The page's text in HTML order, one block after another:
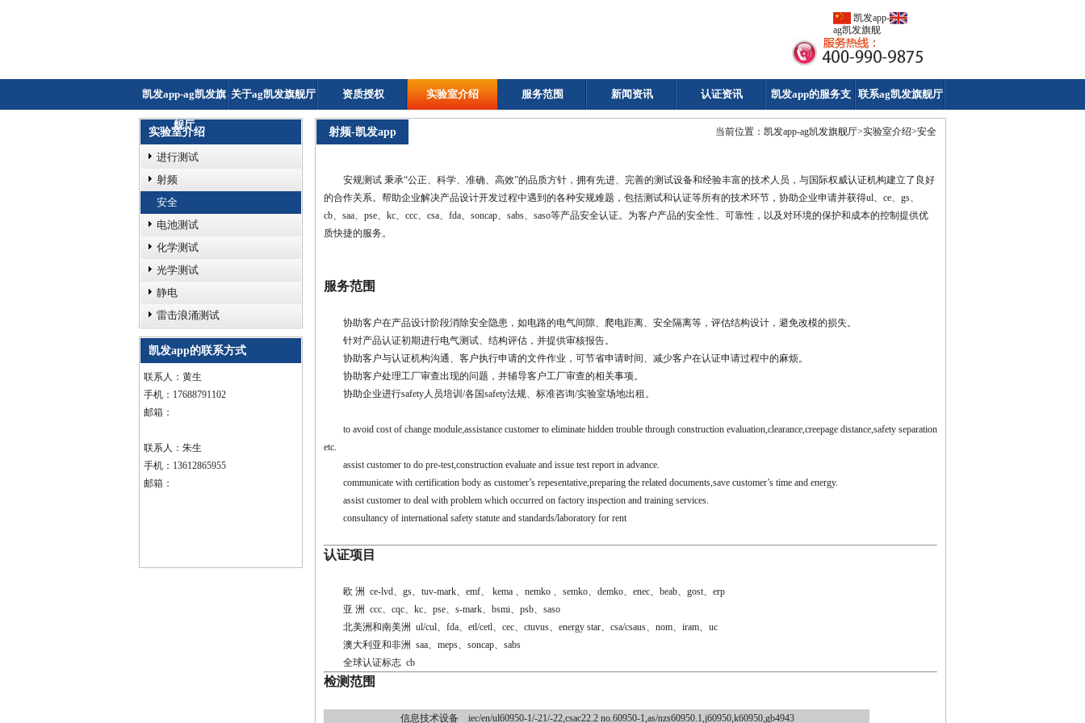
凯发app-
ag凯发旗舰
厅
凯发app-ag凯发旗
舰厅
关于ag凯发旗舰厅 资质授权 实验室介绍 服务范围 新闻资讯 认证资讯 凯发app的服务支
持
联系ag凯发旗舰厅
实验室介绍
进行测试
射频
安全
电池测试
化学测试
光学测试
静电
雷击浪涌测试
凯发app的联系方式
联系人：黄生
手机：17688791102
邮箱：
联系人：朱生
手机：13612865955
邮箱：
射频-凯发app 当前位置： 凯发app-ag凯发旗舰厅>实验室介绍>安全
安规测试 秉承“公正、科学、准确、高效”的品质方针，拥有先进、完善的测试设备和经验丰富的技术人员，与国际权威认证机构建立了良好
的合作关系。帮助企业解决产品设计开发过程中遇到的各种安规难题，包括测试和认证等所有的技术环节，协助企业申请并获得ul、ce、gs、
cb、saa、pse、kc、ccc、csa、fda、soncap、sabs、saso等产品安全认证。为客户产品的安全性、可靠性，以及对环境的保护和成本的控制提供优
质快捷的服务。
服务范围
协助客户在产品设计阶段消除安全隐患，如电路的电气间隙、爬电距离、安全隔离等，评估结构设计，避免改模的损失。
针对产品认证初期进行电气测试、结构评估，并提供审核报告。
协助客户与认证机构沟通、客户执行申请的文件作业，可节省申请时间、减少客户在认证申请过程中的麻烦。
协助客户处理工厂审查出现的问题，并辅导客户工厂审查的相关事项。
协助企业进行safety人员培训/各国safety法规、标准咨询/实验室场地出租。
to avoid cost of change module,assistance customer to eliminate hidden trouble through construction evaluation,clearance,creepage distance,safety separation
etc.
assist customer to do pre-test,construction evaluate and issue test report in advance.
communicate with certification body as customer’s repesentative,preparing the related documents,save customer’s time and energy.
assist customer to deal with problem which occurred on factory inspection and training services.
consultancy of international safety statute and standards/laboratory for rent
认证项目
欧 洲 ce-lvd、gs、tuv-mark、emf、 kema 、nemko 、semko、demko、enec、beab、gost、erp
亚 洲 ccc、cqc、kc、pse、s-mark、bsmi、psb、saso
北美洲和南美洲 ul/cul、fda、etl/cetl、cec、ctuvus、energy star、csa/csaus、nom、iram、uc
澳大利亚和非洲 saa、meps、soncap、sabs
全球认证标志 cb
检测范围
信息技术设备
iec/en/ul60950-1/-21/-22,csac22.2 no.60950-1,as/nzs60950.1,j60950,k60950,gb4943